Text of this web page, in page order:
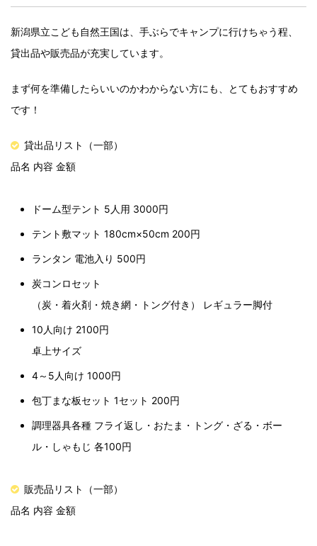
新潟県立こども自然王国は、手ぶらでキャンプに行けちゃう程、
貸出品や販売品が充実しています。
まず何を準備したらいいのかわからない方にも、とてもおすすめ
です！
貸出品リスト（一部）
品名 内容 金額
ドーム型テント 5人用 3000円
テント敷マット 180cm×50cm 200円
ランタン 電池入り 500円
炭コンロセット
（炭・着火剤・焼き網・トング付き） レギュラー脚付
10人向け 2100円
卓上サイズ
4～5人向け 1000円
包丁まな板セット 1セット 200円
調理器具各種 フライ返し・おたま・トング・ざる・ボー
ル・しゃもじ 各100円
販売品リスト（一部）
品名 内容 金額